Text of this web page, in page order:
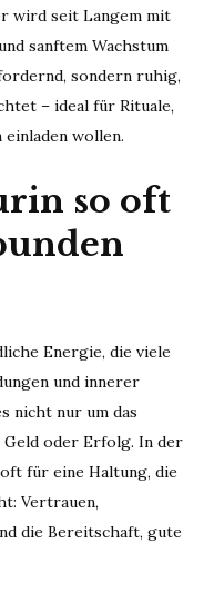
wird seit Langem mit
sanftem Wachstum
sondern ruhig,
– ideal für Rituale,
wollen.
so oft
Energie, die viele
und innerer
nicht nur um das
Geld oder Erfolg. In der
für eine Haltung, die
Vertrauen,
die Bereitschaft, gute